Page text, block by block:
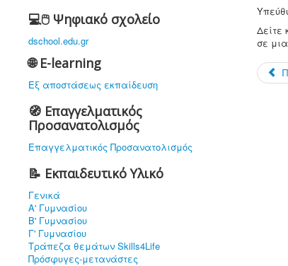
💻🖱️ Ψηφιακό σχολείο
dschool.edu.gr
🌐 E-learning
Εξ αποστάσεως εκπαίδευση
🧭 Επαγγελματικός
Προσανατολισμός
Επαγγελματικός Προσανατολισμός
📝 Εκπαιδευτικό Υλικό
Γενικά
Α' Γυμνασίου
Β' Γυμνασίου
Γ' Γυμνασίου
Τράπεζα θεμάτων Skills4Life
Πρόσφυγες-μετανάστες
Δείτε
σε